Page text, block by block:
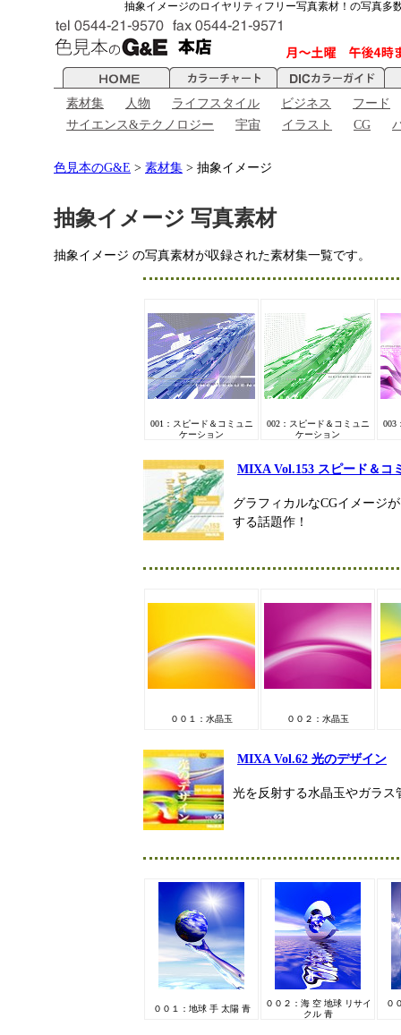
抽象イメージのロイヤリティフリー写真素材！の写真
素材集 人物 ライフスタイル ビジネス
フード
サイエンス&テクノロジー
宇宙 イラスト CG
色見本のG&E > 素材集 > 抽象イメージ
抽象イメージ 写真素材
抽象イメージ の写真素材が収録された素材集一覧です。
001：スピード＆コミュニ
ケーション
002：スピード＆コミュニ
ケーション
003
MIXA Vol.153 スピード＆コ
グラフィカルなCGイメージ
する話題作！
００１：水晶玉 ００２：水晶玉
MIXA Vol.62 光のデザイン
光を反射する水晶玉やガラ
００１：地球 手 太陽 青
００２：海 空 地球 リサイ
クル 青
０